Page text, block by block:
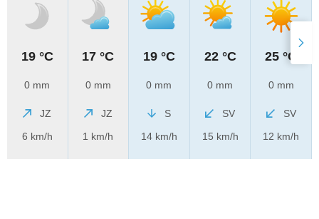
19 °C
0 mm
JZ
6 km/h
17 °C
0 mm
JZ
1 km/h
19 °C
0 mm
S
14 km/h
22 °C
0 mm
SV
15 km/h
25 °C
0 mm
SV
12 km/h